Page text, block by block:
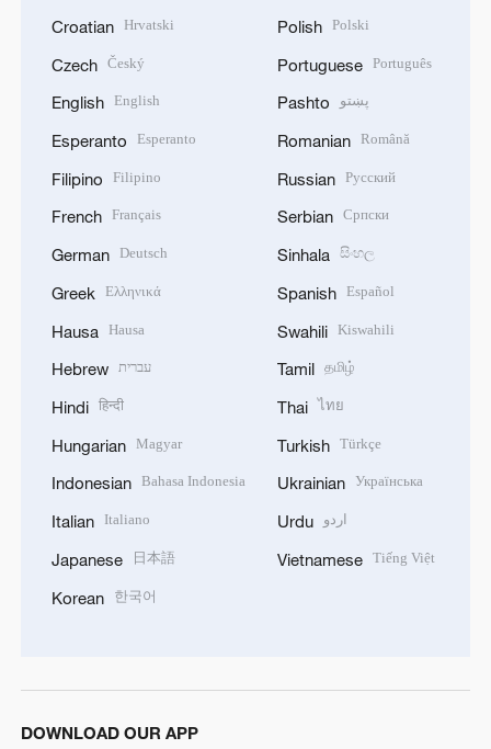
Croatian Hrvatski
Czech Český
English English
Esperanto Esperanto
Filipino Filipino
French Français
German Deutsch
Greek Ελληνικά
Hausa Hausa
Hebrew עברית
Hindi हिन्दी
Hungarian Magyar
Indonesian Bahasa Indonesia
Italian Italiano
Japanese 日本語
Korean 한국어
Polish Polski
Portuguese Português
Pashto پښتو
Romanian Română
Russian Русский
Serbian Српски
Sinhala සිංහල
Spanish Español
Swahili Kiswahili
Tamil தமிழ்
Thai ไทย
Turkish Türkçe
Ukrainian Українська
Urdu اردو
Vietnamese Tiếng Việt
DOWNLOAD OUR APP